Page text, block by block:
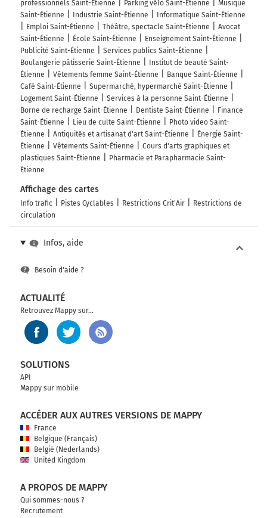
professionnels Saint-Étienne
Parking vélo Saint-Étienne
Musique
Saint-Étienne
Industrie Saint-Étienne
Informatique Saint-Étienne
Emploi Saint-Étienne
Théâtre, spectacle Saint-Étienne
Avocat
Saint-Étienne
École Saint-Étienne
Enseignement Saint-Étienne
Publicité Saint-Étienne
Services publics Saint-Étienne
Boulangerie pâtisserie Saint-Étienne
Institut de beauté Saint-
Étienne
Vêtements femme Saint-Étienne
Banque Saint-Étienne
Café Saint-Étienne
Supermarché, hypermarché Saint-Étienne
Logement Saint-Étienne
Services à la personne Saint-Étienne
Borne de recharge Saint-Étienne
Dentiste Saint-Étienne
Finance
Saint-Étienne
Lieu de culte Saint-Étienne
Photo video Saint-
Étienne
Antiquités et artisanat d'art Saint-Étienne
Énergie Saint-
Étienne
Vêtements Saint-Étienne
Cours d'arts graphiques et
plastiques Saint-Étienne
Pharmacie et Parapharmacie Saint-
Étienne
Affichage des cartes
Info trafic Pistes Cyclables Restrictions Crit'Air
Restrictions de
circulation
Infos, aide
Besoin d'aide ?
ACTUALITÉ
Retrouvez Mappy sur...
SOLUTIONS
API
Mappy sur mobile
ACCÉDER AUX AUTRES VERSIONS DE MAPPY
France
Belgique (Français)
België (Nederlands)
United Kingdom
A PROPOS DE MAPPY
Qui sommes-nous ?
Recrutement